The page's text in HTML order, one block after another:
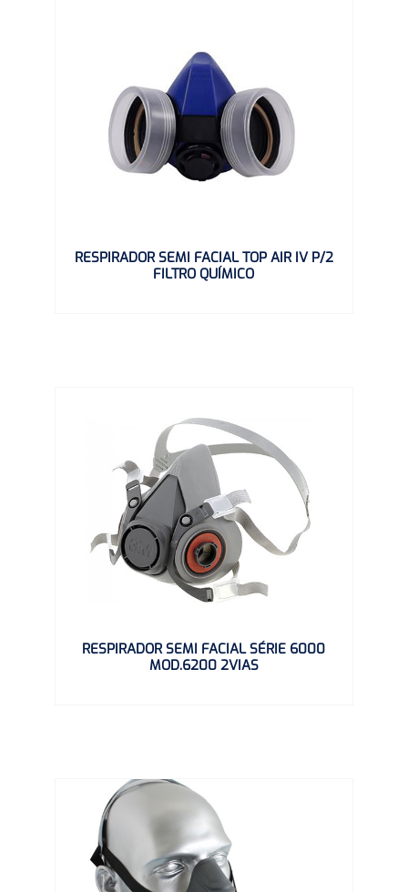
RESPIRADOR SEMI FACIAL TOP AIR IV P/2
FILTRO QUÍMICO
RESPIRADOR SEMI FACIAL SÉRIE 6000
MOD.6200 2VIAS